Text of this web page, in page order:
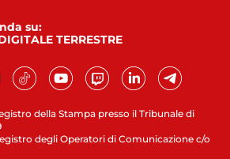
della Stampa presso il Tribunale di
degli Operatori di Comunicazione c/o
su:
TERRESTRE